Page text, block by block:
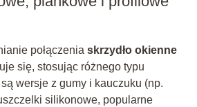
połączenia skrzydło okienne
się, stosując różnego typu
wersje z gumy i kauczuku (np.
silikonowe, popularne